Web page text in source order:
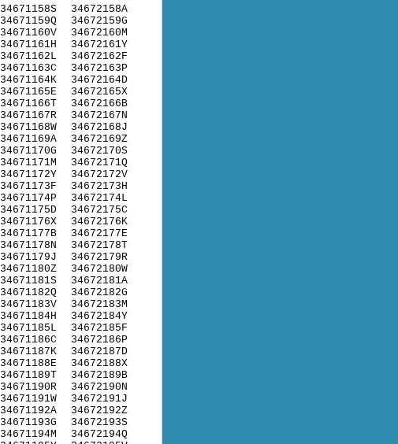
34671158S
34671159Q
34671160V
34671161H
34671162L
34671163C
34671164K
34671165E
34671166T
34671167R
34671168W
34671169A
34671170G
34671171M
34671172Y
34671173F
34671174P
34671175D
34671176X
34671177B
34671178N
34671179J
34671180Z
34671181S
34671182Q
34671183V
34671184H
34671185L
34671186C
34671187K
34671188E
34671189T
34671190R
34671191W
34671192A
34671193G
34671194M
34672158A
34672159G
34672160M
34672161Y
34672162F
34672163P
34672164D
34672165X
34672166B
34672167N
34672168J
34672169Z
34672170S
34672171Q
34672172V
34672173H
34672174L
34672175C
34672176K
34672177E
34672178T
34672179R
34672180W
34672181A
34672182G
34672183M
34672184Y
34672185F
34672186P
34672187D
34672188X
34672189B
34672190N
34672191J
34672192Z
34672193S
34672194Q